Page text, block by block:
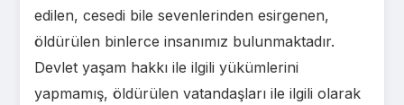
edilen, cesedi bile sevenlerinden esirgenen,
öldürülen binlerce insanımız bulunmaktadır.
Devlet yaşam hakkı ile ilgili yükümlerini
yapmamış, öldürülen vatandaşları ile ilgili olarak